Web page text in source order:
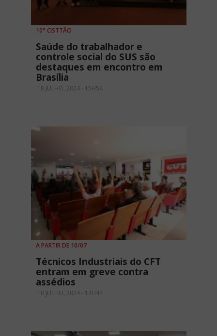
10° CISTTÃO
Saúde do trabalhador e
controle social do SUS são
destaques em encontro em
Brasília
18 JULHO, 2024 - 15H54
A PARTIR DE 10/07
Técnicos Industriais do CFT
entram em greve contra
assédios
10 JULHO, 2024 - 14H44